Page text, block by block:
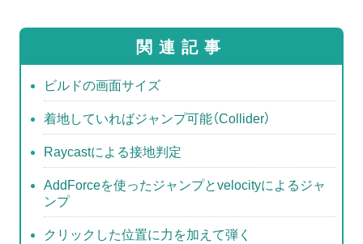
tt
er
c
e
b
o
o
k
e 関連記事
ビルドの画面サイズ
着地していればジャンプ可能（Collider）
Raycastによる接地判定
AddForceを使ったジャンプとvelocityによるジャ
ンプ
クリックした位置に力を加えて弾く